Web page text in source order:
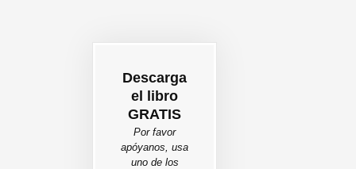
Descarga
el libro
GRATIS
Por favor
apóyanos, usa
uno de los